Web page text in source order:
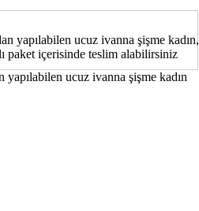
yapılabilen ucuz ivanna şişme kadın,
paket içerisinde teslim alabilirsiniz
ucuz ivanna şişme kadın